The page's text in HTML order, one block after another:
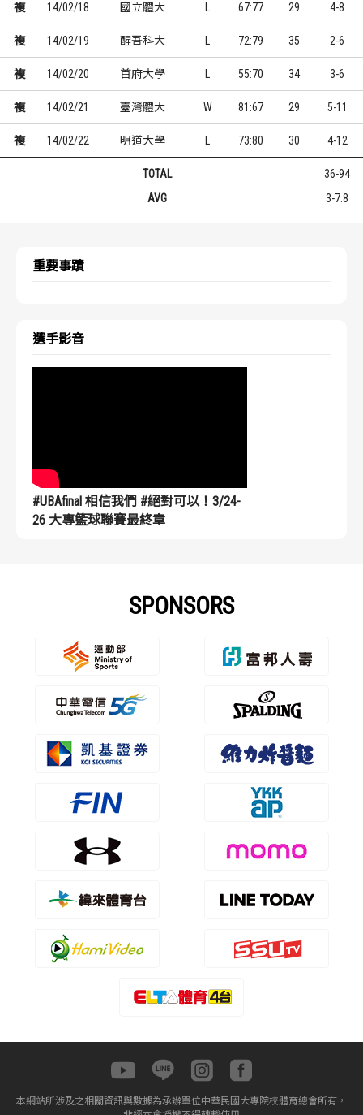
複 14/02/18 國立體大 L 67:77 29 4-8
複 14/02/19 醒吾科大 L 72:79 35 2-6
複 14/02/20 首府大學 L 55:70 34 3-6
複 14/02/21 臺灣體大 W 81:67 29 5-11
複 14/02/22 明道大學 L 73:80 30 4-12
TOTAL
36-94
AVG
3-7.8
重要事蹟
選手影音
#UBAfinal 相信我們 #絕對可以！3/24-
26 大專籃球聯賽最終章
SPONSORS
本網站所涉及之相關資訊與數據為承辦單位中華民國大專院校體育總會所有，